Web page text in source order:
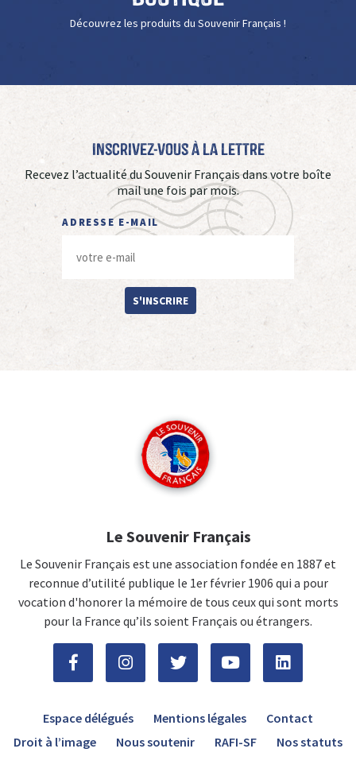
Découvrez les produits du Souvenir Français !
Inscrivez-vous à La Lettre
Recevez l’actualité du Souvenir Français dans votre boîte
mail une fois par mois.
ADRESSE E-MAIL
S'INSCRIRE
Le Souvenir Français
Le Souvenir Français est une association fondée en 1887 et
reconnue d’utilité publique le 1er février 1906 qui a pour
vocation d'honorer la mémoire de tous ceux qui sont morts
pour la France qu’ils soient Français ou étrangers.
Espace délégués Mentions légales
Contact
Droit à l’image
Nous soutenir RAFI-SF Nos statuts